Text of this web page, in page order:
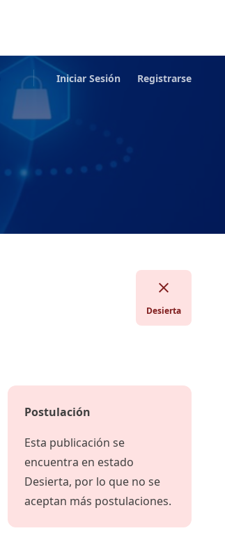
Iniciar Sesión Registrarse
Desierta
Postulación
Esta publicación se
encuentra en estado
Desierta, por lo que no se
aceptan más postulaciones.